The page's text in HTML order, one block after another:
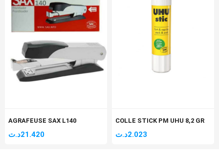
AGRAFEUSE SAX L140
21.420د.ت
COLLE STICK PM UHU 8,2 GR
2.023د.ت